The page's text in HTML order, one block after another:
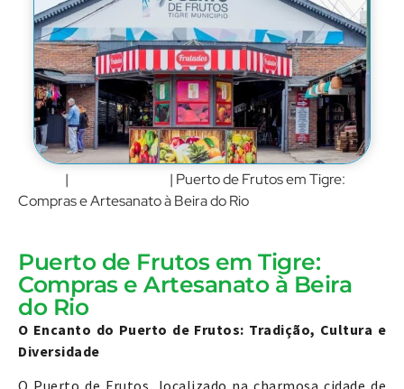
| | Puerto de Frutos em Tigre:
Compras e Artesanato à Beira do Rio
Puerto de Frutos em Tigre:
Compras e Artesanato à Beira
do Rio
O Encanto do Puerto de Frutos: Tradição, Cultura e
Diversidade